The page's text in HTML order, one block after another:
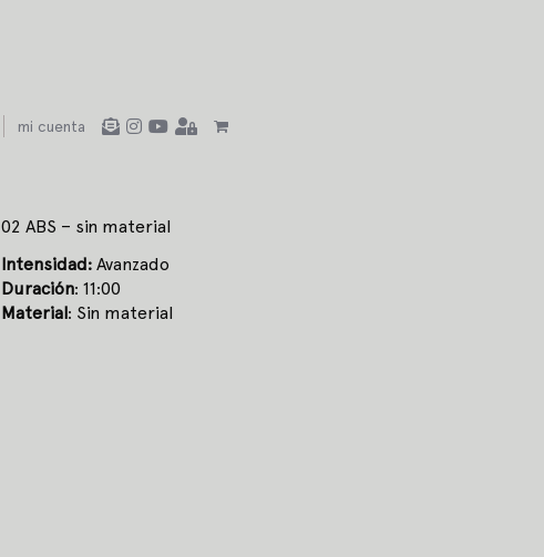
mi cuenta
02 ABS – sin material
Intensidad: Avanzado
Duración: 11:00
Material: Sin material